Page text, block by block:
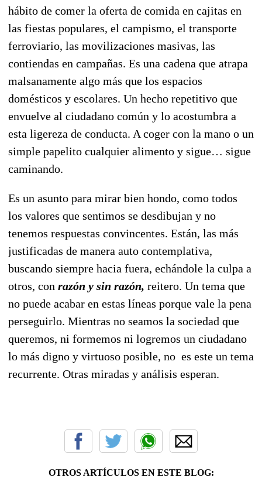
hábito de comer la oferta de comida en cajitas en
las fiestas populares, el campismo, el transporte
ferroviario, las movilizaciones masivas, las
contiendas en campañas. Es una cadena que atrapa
malsanamente algo más que los espacios
domésticos y escolares. Un hecho repetitivo que
envuelve al ciudadano común y lo acostumbra a
esta ligereza de conducta. A coger con la mano o un
simple papelito cualquier alimento y sigue… sigue
caminando.
Es un asunto para mirar bien hondo, como todos
los valores que sentimos se desdibujan y no
tenemos respuestas convincentes. Están, las más
justificadas de manera auto contemplativa,
buscando siempre hacia fuera, echándole la culpa a
otros, con razón y sin razón, reitero. Un tema que
no puede acabar en estas líneas porque vale la pena
perseguirlo. Mientras no seamos la sociedad que
queremos, ni formemos ni logremos un ciudadano
lo más digno y virtuoso posible, no es este un tema
recurrente. Otras miradas y análisis esperan.
OTROS ARTÍCULOS EN ESTE BLOG: